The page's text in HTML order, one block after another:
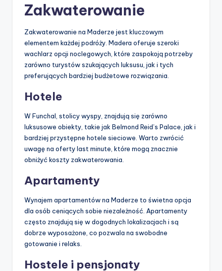
Zakwaterowanie
Zakwaterowanie na Maderze jest kluczowym
elementem każdej podróży. Madera oferuje szeroki
wachlarz opcji noclegowych, które zaspokoją potrzeby
zarówno turystów szukających luksusu, jak i tych
preferujących bardziej budżetowe rozwiązania.
Hotele
W Funchal, stolicy wyspy, znajdują się zarówno
luksusowe obiekty, takie jak Belmond Reid’s Palace, jak i
bardziej przystępne hotele sieciowe. Warto zwrócić
uwagę na oferty last minute, które mogą znacznie
obniżyć koszty zakwaterowania.
Apartamenty
Wynajem apartamentów na Maderze to świetna opcja
dla osób ceniących sobie niezależność. Apartamenty
często znajdują się w dogodnych lokalizacjach i są
dobrze wyposażone, co pozwala na swobodne
gotowanie i relaks.
Hostele i pensjonaty